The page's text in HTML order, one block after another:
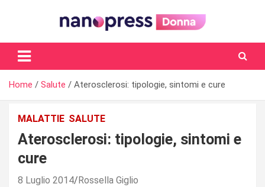
Il magazine femminile di Nanopress.it
Home Salute Aterosclerosi: tipologie, sintomi e cure
MALATTIE SALUTE
Aterosclerosi: tipologie, sintomi e
cure
8 Luglio 2014 Rossella Giglio